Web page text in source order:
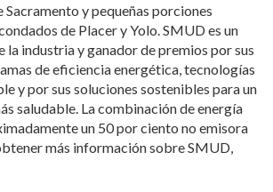
Sacramento y pequeñas porciones
de Placer y Yolo. SMUD es un
la industria y ganador de premios por sus
de eficiencia energética, tecnologías
y por sus soluciones sostenibles para un
saludable. La combinación de energía
un 50 por ciento no emisora
más información sobre SMUD,